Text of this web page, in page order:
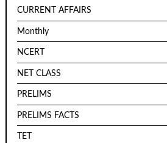
CURRENT AFFAIRS
Monthly
NCERT
NET CLASS
PRELIMS
PRELIMS FACTS
TET